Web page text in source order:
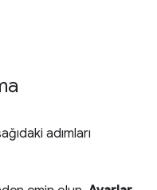
adımları